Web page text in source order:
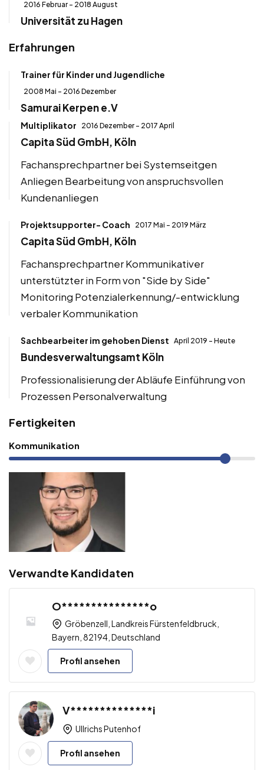
2016 Februar - 2018 August
Universität zu Hagen
Erfahrungen
Trainer für Kinder und Jugendliche
2008 Mai - 2016 Dezember
Samurai Kerpen e.V
Multiplikator 2016 Dezember - 2017 April
Capita Süd GmbH, Köln
Fachansprechpartner bei Systemseitgen
Anliegen Bearbeitung von anspruchsvollen
Kundenanliegen
Projektsupporter- Coach 2017 Mai - 2019 März
Capita Süd GmbH, Köln
Fachansprechpartner Kommunikativer
unterstützter in Form von "Side by Side"
Monitoring Potenzialerkennung/-entwicklung
verbaler Kommunikation
Sachbearbeiter im gehoben Dienst April 2019 - Heute
Bundesverwaltungsamt Köln
Professionalisierung der Abläufe Einführung von
Prozessen Personalverwaltung
Fertigkeiten
Kommunikation
Verwandte Kandidaten
O***************o
Gröbenzell, Landkreis Fürstenfeldbruck,
Bayern, 82194, Deutschland
Profil ansehen
V**************i
Ullrichs Putenhof
Profil ansehen